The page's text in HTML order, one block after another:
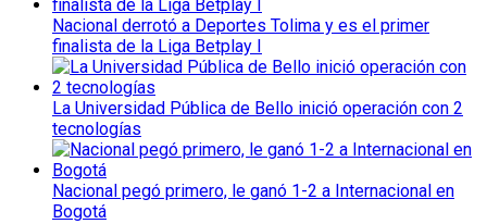
Nacional derrotó a Deportes Tolima y es el primer
finalista de la Liga Betplay I
La Universidad Pública de Bello inició operación con 2
tecnologías
Nacional pegó primero, le ganó 1-2 a Internacional en
Bogotá